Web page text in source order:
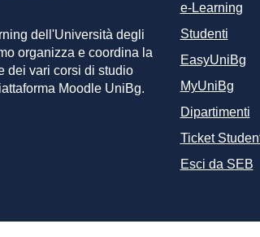
dell'Università degli
organizza e coordina la
dei vari corsi di studio
Moodle UniBg.
e-Learning
Studenti
EasyUniBg
MyUniBg
Dipartimenti
Ticket
Esci da SEB